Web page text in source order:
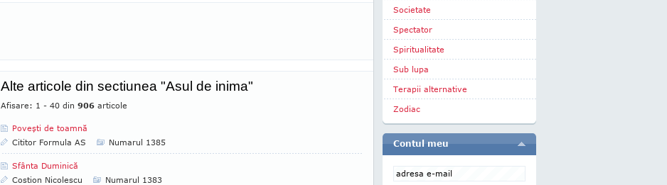
Alte articole din sectiunea "Asul de inima"
Afisare: 1 - 40 din 906 articole
Poveşti de toamnă
Cititor Formula AS
Numarul 1385
Sfânta Duminică
Costion Nicolescu
Numarul 1383
Societate
Spectator
Spiritualitate
Sub lupa
Terapii alternative
Zodiac
Contul meu